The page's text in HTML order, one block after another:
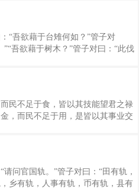
焉，国用十不足则加十焉。人君之
，十年则必有五年之
六畜不育。非高其台榭，美其宫
’此言何如？”管子曰：“非数
谓非数？”管子对曰：“此定壤之数
壤方千里，齐诸侯方百里，负海子
，若胸臂之相使也。故准徐疾、赢
，力归于上，女勤于缉绩徽织，功
心伤民意也，非有积
“吾欲藉于台雉何如？”管子对
”“吾欲藉于树木？”管子对曰：“此伐
，何如？”管子对曰：“此隐情
则吾何以为国？”管子对曰：“唯官
公曰：“何谓官山海？”管子对
谨正盐策。”桓公曰：“何谓正盐
“十口之家十人食盐，百口之家百人
少半，此其大历也。盐百升而釜。
，釜五十也；升加
民不足于食，皆以其技能望君之禄
，而民不足于用，是皆以其事业交
上也。五谷食米，民之司命也；黄
也。故善者执其通施以御其司命，
也。 夫民者亲信而死利，海内皆
则怒，民情皆然。先王知其然，故
之理。故民爱可洽于上也。租籍
请问官国轨。”管子对曰：“田有轨，
乡有轨，人事有轨，币有轨，县有